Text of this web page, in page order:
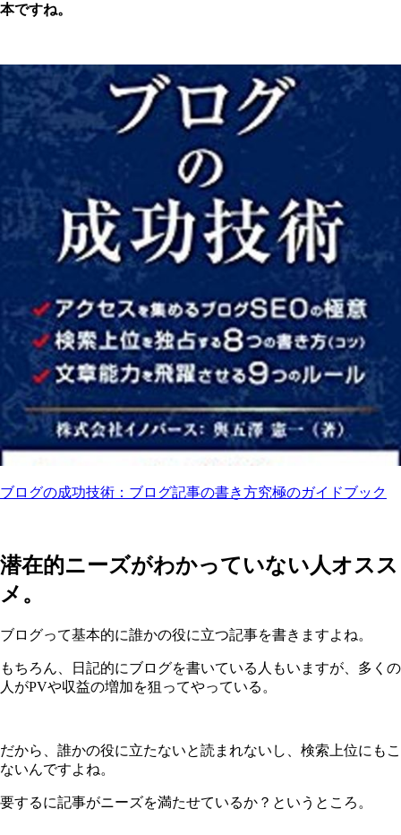
本ですね。
ブログの成功技術：ブログ記事の書き方究極のガイドブック
潜在的ニーズがわかっていない人オスス
メ。
ブログって基本的に誰かの役に立つ記事を書きますよね。
もちろん、日記的にブログを書いている人もいますが、多くの
人がPVや収益の増加を狙ってやっている。
だから、誰かの役に立たないと読まれないし、検索上位にもこ
ないんですよね。
要するに記事がニーズを満たせているか？というところ。